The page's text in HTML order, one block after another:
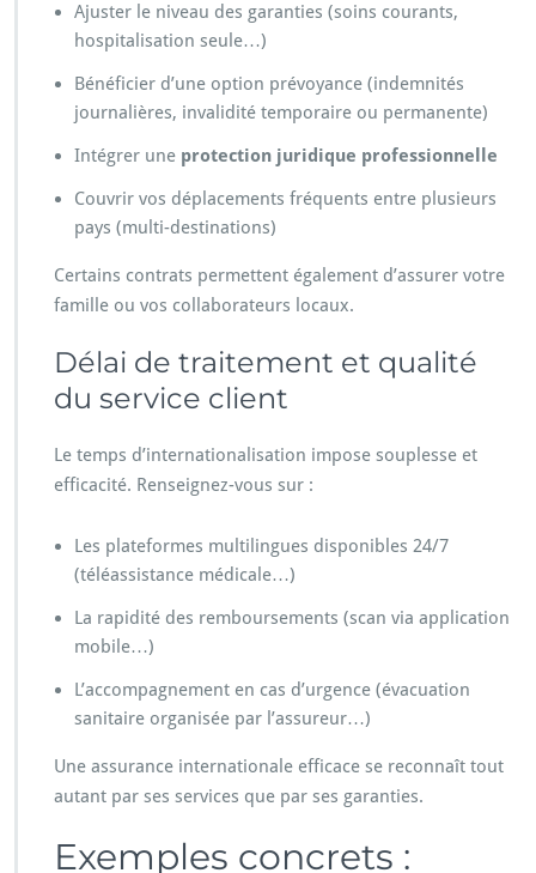
Ajuster le niveau des garanties (soins courants,
hospitalisation seule…)
Bénéficier d’une option prévoyance (indemnités
journalières, invalidité temporaire ou permanente)
Intégrer une protection juridique professionnelle
Couvrir vos déplacements fréquents entre plusieurs
pays (multi-destinations)
Certains contrats permettent également d’assurer votre
famille ou vos collaborateurs locaux.
Délai de traitement et qualité
du service client
Le temps d’internationalisation impose souplesse et
efficacité. Renseignez-vous sur :
Les plateformes multilingues disponibles 24/7
(téléassistance médicale…)
La rapidité des remboursements (scan via application
mobile…)
L’accompagnement en cas d’urgence (évacuation
sanitaire organisée par l’assureur…)
Une assurance internationale efficace se reconnaît tout
autant par ses services que par ses garanties.
Exemples concrets :